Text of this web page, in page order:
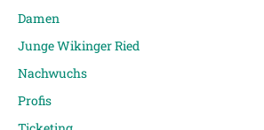
Damen
Junge Wikinger Ried
Nachwuchs
Profis